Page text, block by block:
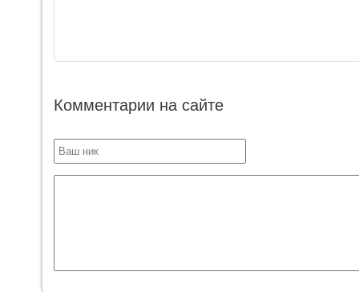
Комментарии на сайте